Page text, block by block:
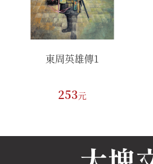
東周英雄傳1
253元